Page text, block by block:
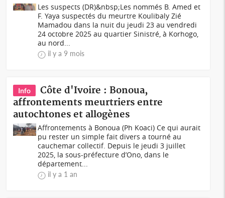
Les suspects (DR)&nbsp;Les nommés B. Amed et
F. Yaya suspectés du meurtre Koulibaly Zié
Mamadou dans la nuit du jeudi 23 au vendredi
24 octobre 2025 au quartier Sinistré, à Korhogo,
au nord...
il y a 9 mois
Info
Côte d'Ivoire : Bonoua,
affrontements meurtriers entre
autochtones et allogènes
Affrontements à Bonoua (Ph Koaci) Ce qui aurait
pu rester un simple fait divers a tourné au
cauchemar collectif. Depuis le jeudi 3 juillet
2025, la sous-préfecture d’Ono, dans le
département...
il y a 1 an